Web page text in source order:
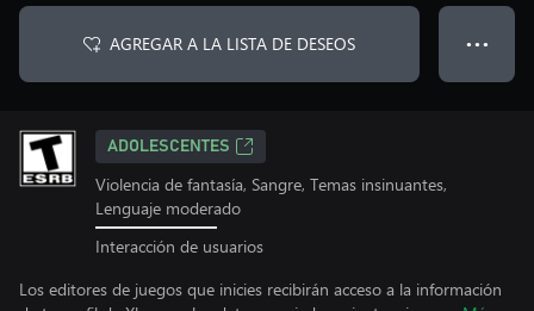
AGREGAR A LA LISTA DE DESEOS ● ● ●
ADOLESCENTES
Violencia de fantasía, Sangre, Temas insinuantes,
Lenguaje moderado
Interacción de usuarios
Los editores de juegos que inicies recibirán acceso a la información